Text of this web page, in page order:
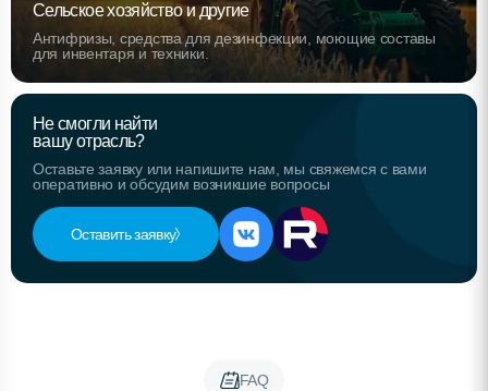
Сельское хозяйство и другие
Антифризы, средства для дезинфекции, моющие составы
для инвентаря и техники.
Не смогли найти
вашу отрасль?
Оставьте заявку или напишите нам, мы свяжемся с вами
оперативно и обсудим возникшие вопросы
Оставить заявку
FAQ